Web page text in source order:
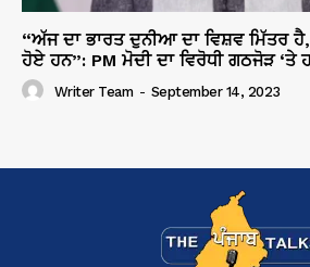
“ਅੱਜ ਦਾ ਭਾਰਤ ਦੁਨੀਆ ਦਾ ਵਿਸ਼ਵ ਮਿੱਤਰ
ਹੋਏ ਹਨ”: PM ਮੋਦੀ ਦਾ ਵਿਰੋਧੀ ਗਠਜੋੜ ‘ਤੇ
Writer Team - September 14, 2023